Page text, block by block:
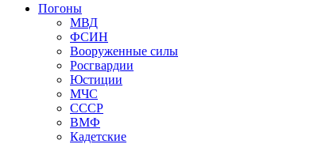
Погоны
МВД
ФСИН
Вооруженные силы
Росгвардии
Юстиции
МЧС
СССР
ВМФ
Кадетские